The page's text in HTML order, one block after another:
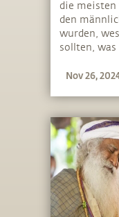
die meisten
den
wurden,
sollten, was
Übungen,
Nov 26,